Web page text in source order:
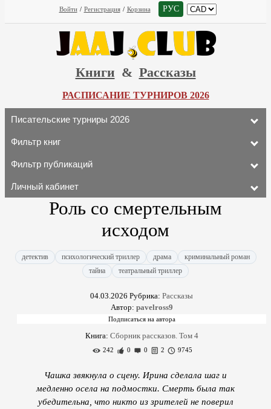
Войти / Регистрация / Корзина РУС
Книги & Рассказы
РАСПИСАНИЕ ТУРНИРОВ 2026
Писательские турниры 2026
Фильтр книг
Фильтр публикаций
Личный кабинет
Роль со смертельным
исходом
детектив психологический триллер драма
криминальный роман
тайна
театральный триллер
04.03.2026 Рубрика: Рассказы
Автор: pavelross9
Книга: Сборник рассказов. Том 4
242 0 0 2 9745
Чашка звякнула о сцену. Ирина сделала шаг и
медленно осела на подмостки. Смерть была так
убедительна, что никто из зрителей не поверил